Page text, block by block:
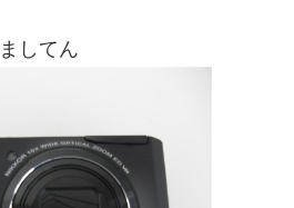
してん